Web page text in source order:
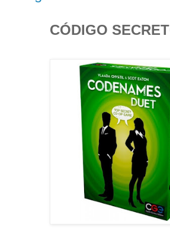
CÓDIGO